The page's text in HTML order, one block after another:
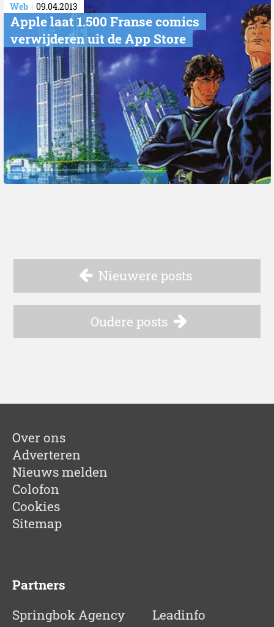
Web 09.04.2013
Apple laat 1.500 Franse comics
verwijderen uit de App Store
Nieuwere posts
Oudere posts
Over ons
Adverteren
Nieuws melden
Colofon
Cookies
Sitemap
Partners
Springbok Agency
Leadinfo